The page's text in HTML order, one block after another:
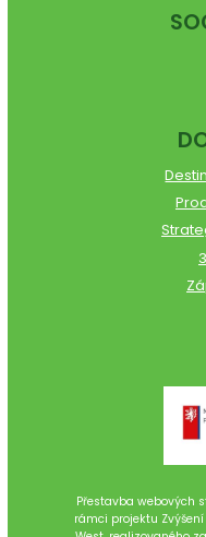
Přestavba webových
rámci projektu